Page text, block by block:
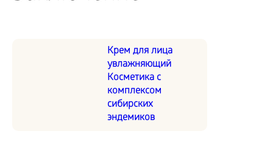
Крем для лица
увлажняющий
Косметика с
комплексом
сибирских
эндемиков